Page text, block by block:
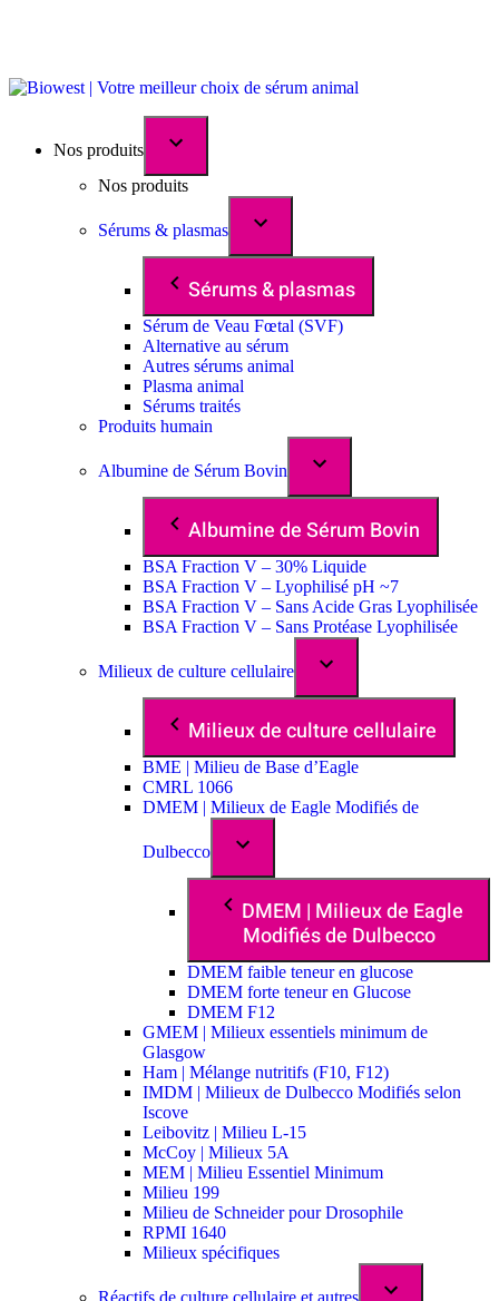
Nos produits
Nos produits
Sérums & plasmas
Sérums & plasmas
Sérum de Veau Fœtal (SVF)
Alternative au sérum
Autres sérums animal
Plasma animal
Sérums traités
Produits humain
Albumine de Sérum Bovin
Albumine de Sérum Bovin
BSA Fraction V – 30% Liquide
BSA Fraction V – Lyophilisé pH ~7
BSA Fraction V – Sans Acide Gras Lyophilisée
BSA Fraction V – Sans Protéase Lyophilisée
Milieux de culture cellulaire
Milieux de culture cellulaire
BME | Milieu de Base d’Eagle
CMRL 1066
DMEM | Milieux de Eagle Modifiés de
Dulbecco
DMEM | Milieux de Eagle
Modifiés de Dulbecco
DMEM faible teneur en glucose
DMEM forte teneur en Glucose
DMEM F12
GMEM | Milieux essentiels minimum de
Glasgow
Ham | Mélange nutritifs (F10, F12)
IMDM | Milieux de Dulbecco Modifiés selon
Iscove
Leibovitz | Milieu L-15
McCoy | Milieux 5A
MEM | Milieu Essentiel Minimum
Milieu 199
Milieu de Schneider pour Drosophile
RPMI 1640
Milieux spécifiques
Réactifs de culture cellulaire et autres